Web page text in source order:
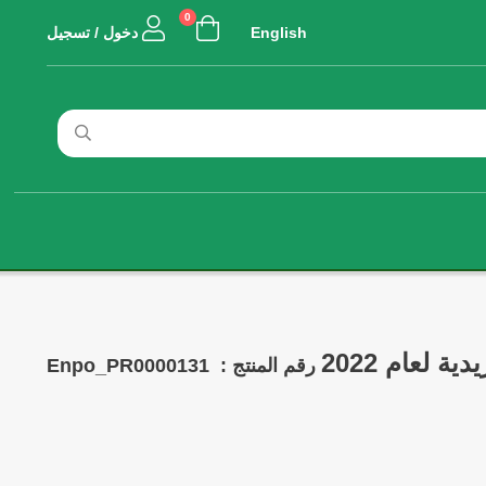
English
0
دخول / تسجيل
لعام 2022 رقم المنتج : Enpo_PR0000131